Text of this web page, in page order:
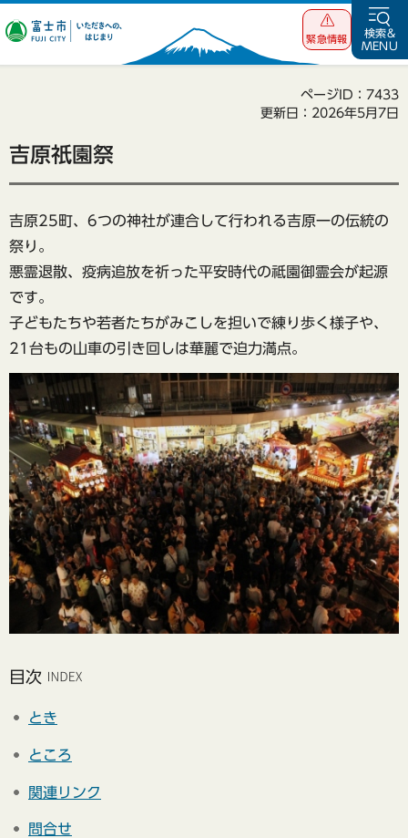
富士市 いただ
緊急情報
検索&
MENU
ページID：7433
更新日：2026年5月7日
吉原祇園祭
吉原25町、6つの神社が連合して行われる吉原一の伝統の
祭り。
悪霊退散、疫病追放を祈った平安時代の祗園御霊会が起源
です。
子どもたちや若者たちがみこしを担いで練り歩く様子や、
21台もの山車の引き回しは華麗で迫力満点。
目次
とき
ところ
関連リンク
問合せ